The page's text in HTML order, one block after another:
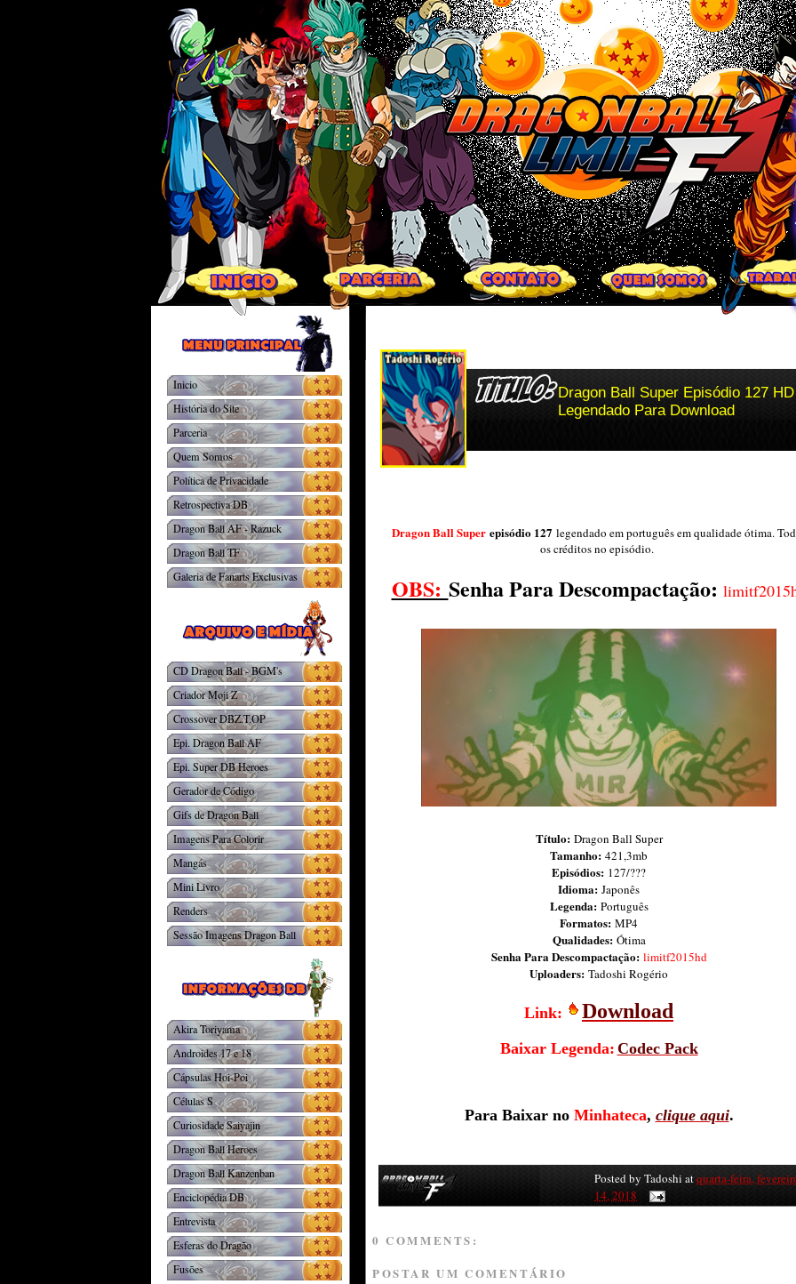
Dragon Ball Super Episódio 127 HD
Legendado Para Download
Dragon Ball Super episódio 127 legendado em português em qualidade ótima.
os créditos no episódio.
OBS: Senha Para Descompactação:
Título: Dragon Ball Super
Tamanho: 421,3mb
Episódios: 127/???
Idioma: Japonês
Legenda:Português
Formatos: MP4
Qualidades: Ótima
Senha Para Descompactação: limitf2015hd
Uploaders: Tadoshi Rogério
Link: Download
Baixar Legenda: Codec Pack
Para Baixar no Minhateca, clique aqui.
Posted by Tadoshi atquarta-feira,
14, 2018
0 COMMENTS:
POSTAR UM COMENTÁRIO
Inicio
História do Site
Parceria
Quem Somos
Política de Privacidade
Retrospectiva DB
Dragon Ball AF - Razuck
Dragon Ball TF
Galeria de Fanarts Exclusivas
CD Dragon Ball - BGM's
Criador Moji Z
Crossover DBZ.T.OP
Epi. Dragon Ball AF
Epi. Super DB Heroes
Gerador de Código
Gifs de Dragon Ball
Imagens Para Colorir
Mangás
Mini Livro
Renders
Sessão Imagens Dragon Ball
Akira Toriyama
Androides 17 e 18
Cápsulas Hoi-Poi
Células S
Curiosidade Saiyajin
Dragon Ball Heroes
Dragon Ball Kanzenban
Enciclopédia DB
Entrevista
Esferas do Dragão
Fusões